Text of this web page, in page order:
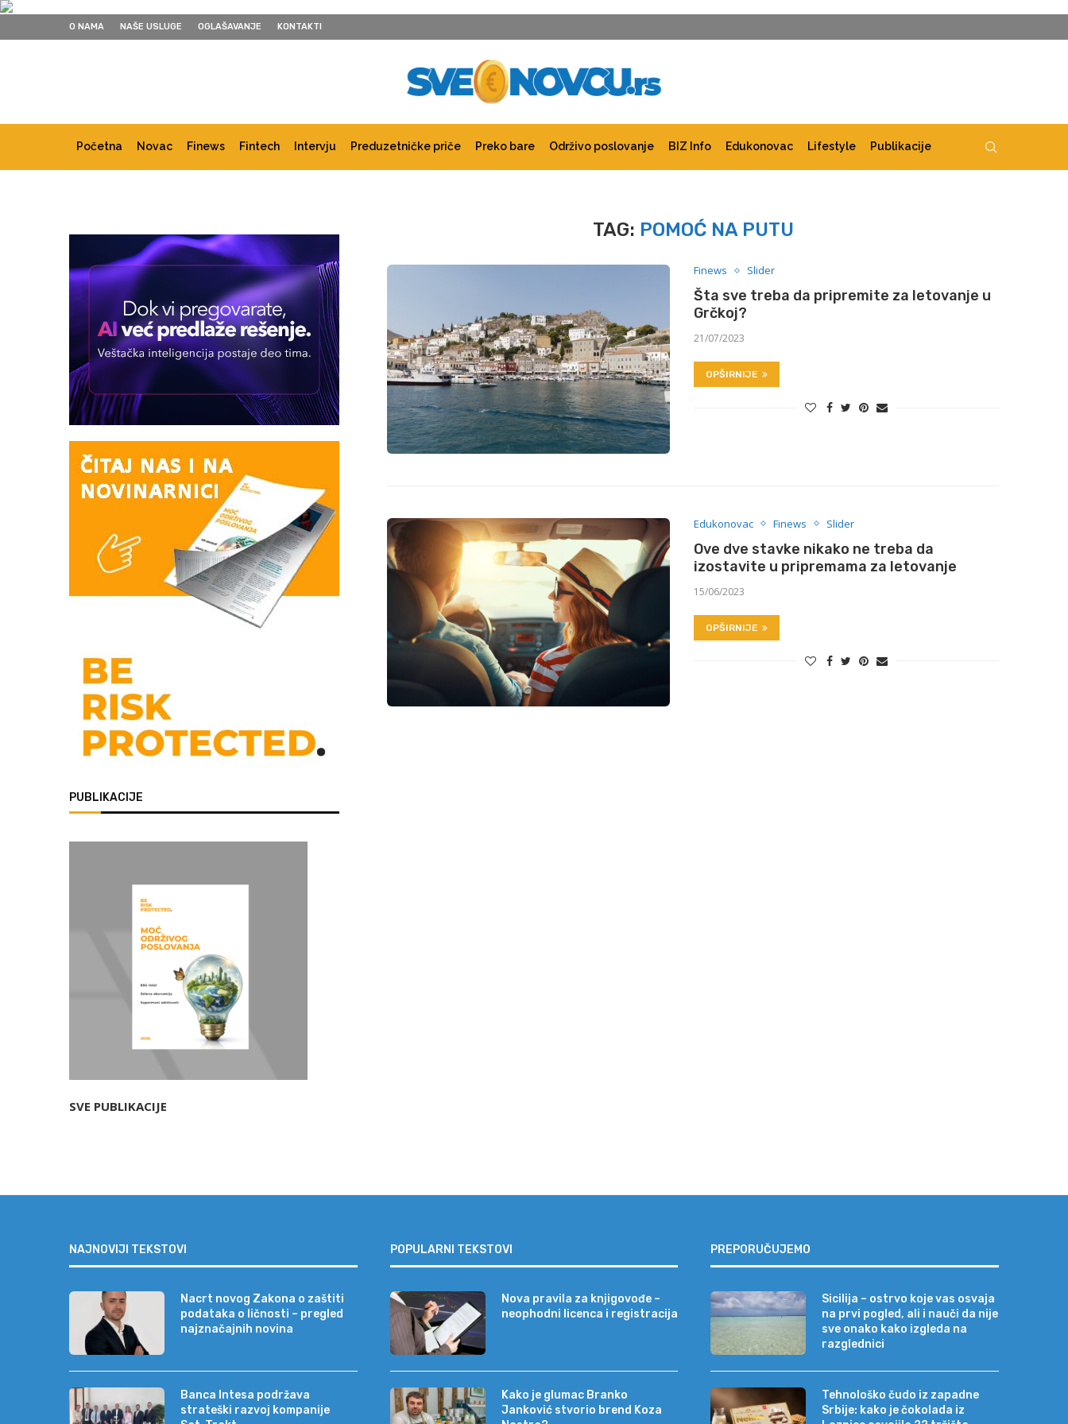
O NAMA NAŠE USLUGE OGLAŠAVANJE KONTAKTI
Početna Novac Finews Fintech Intervju Preduzetničke priče Preko bare Održivo poslovanje BIZ Info Edukonovac Lifestyle Publikacije
TAG: POMOĆ NA PUTU
Finews Slider
Šta sve treba da pripremite za letovanje u
Grčkoj?
21/07/2023
OPŠIRNIJE
Edukonovac Finews Slider
Ove dve stavke nikako ne treba da
izostavite u pripremama za letovanje
15/06/2023
OPŠIRNIJE
PUBLIKACIJE
SVE PUBLIKACIJE
NAJNOVIJI TEKSTOVI
Nacrt novog Zakona o zaštiti
podataka o ličnosti – pregled
najznačajnih novina
Banca Intesa podržava
strateški razvoj kompanije
POPULARNI TEKSTOVI
Nova pravila za knjigovođe –
neophodni licenca i registracija
Kako je glumac Branko
Janković stvorio brend Koza
PREPORUČUJEMO
Sicilija – ostrvo koje vas osvaja
na prvi pogled, ali i nauči da nije
sve onako kako izgleda na
razglednici
Tehnološko čudo iz zapadne
Srbije: kako je čokolada iz